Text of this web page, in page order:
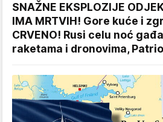
SNAŽNE EKSPLOZIJE
IMA MRTVIH! Gore kuće i
CRVENO! Rusi celu noć
raketama i dronovima,